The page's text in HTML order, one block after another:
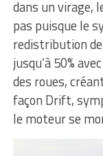
dans un virage,
pas puisque le
redistribution
jusqu’à 50%
des roues,
façon Drift,
le moteur se